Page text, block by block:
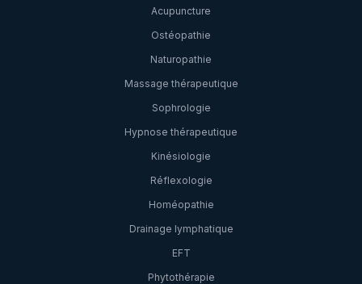
Acupuncture
Ostéopathie
Naturopathie
Massage thérapeutique
Sophrologie
Hypnose thérapeutique
Kinésiologie
Réflexologie
Homéopathie
Drainage lymphatique
EFT
Phytothérapie